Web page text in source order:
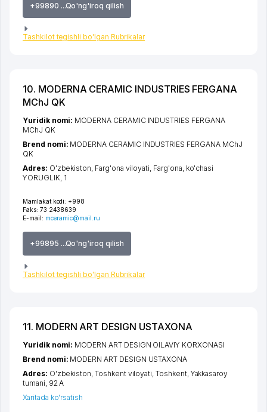
+99890 ...Qo'ng'iroq qilish
Tashkilot tegishli bo'lgan Rubrikalar
10. MODERNA CERAMIC INDUSTRIES FERGANA
MChJ QK
Mamlakat kodi: +998
Faks: 73 2438639
E-mail: mceramic@mail.ru
+99895 ...Qo'ng'iroq qilish
Tashkilot tegishli bo'lgan Rubrikalar
Yuridik nomi: MODERNA CERAMIC INDUSTRIES FERGANA
MChJ QK
Brend nomi: MODERNA CERAMIC INDUSTRIES FERGANA MChJ
QK
Adres: O'zbekiston, Farg'ona viloyati Farg'ona ko'chasi
YORUGLIK , 1
11. MODERN ART DESIGN USTAXONA
Yuridik nomi: MODERN ART DESIGN OILAVIY KORXONASI
Brend nomi: MODERN ART DESIGN USTAXONA
Adres: O'zbekiston,Toshkent viloyati,Toshkent, Yakkasaroy
tumani, 92 A
Xaritada ko'rsatish